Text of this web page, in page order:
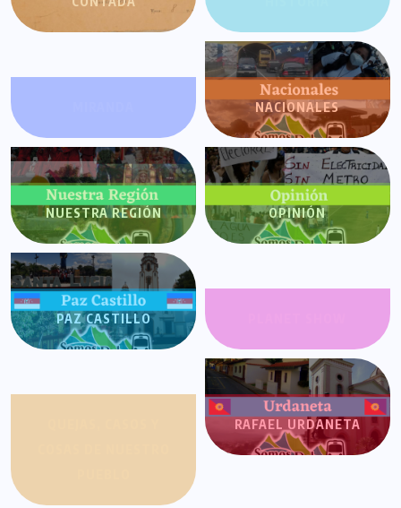
NACIONALES
NUESTRA REGIÓN OPINIÓN
PAZ CASTILLO
RAFAEL URDANETA